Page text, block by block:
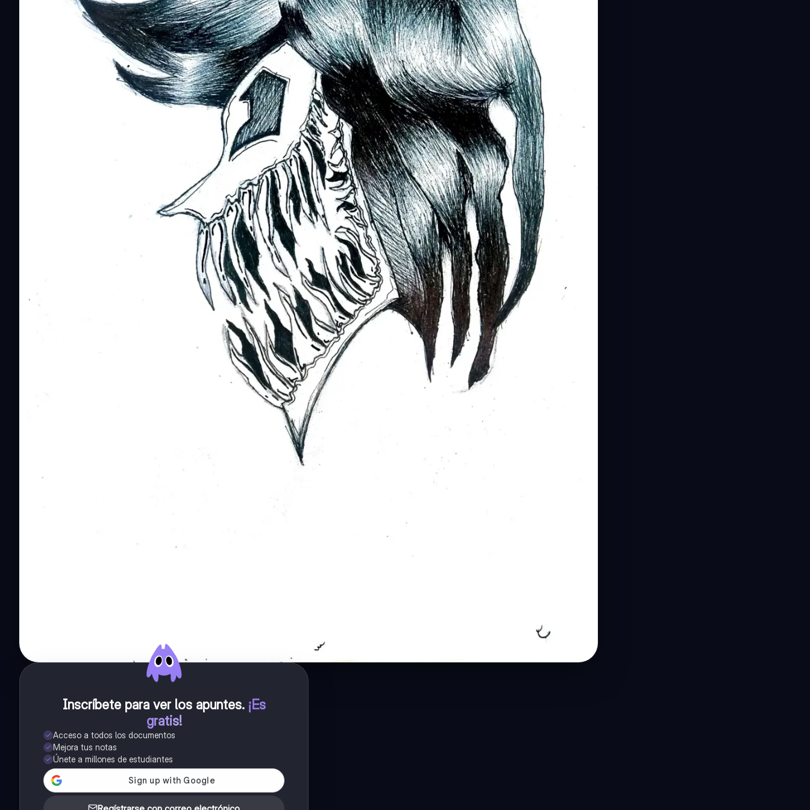
Inscríbete para ver los apuntes. ¡Es
gratis!
Acceso a todos los documentos
Mejora tus notas
Únete a millones de estudiantes